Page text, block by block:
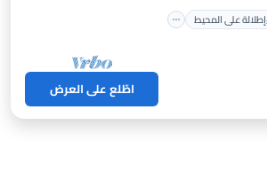
إطلالة على المحيط
اطّلع على العرض